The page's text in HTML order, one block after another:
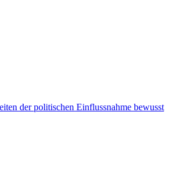
der politischen Einflussnahme bewusst